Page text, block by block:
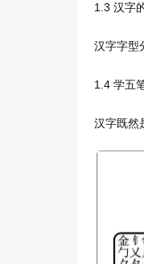
1.3 汉字
汉字字型
1.4 学五
汉字既然